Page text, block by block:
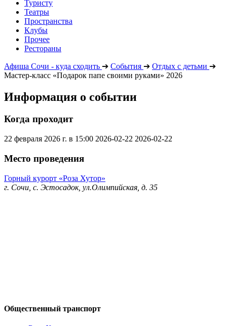
Туристу
Театры
Пространства
Клубы
Прочее
Рестораны
Афиша Сочи - куда сходить ➔ События ➔ Отдых с детьми ➔
Мастер-класс «Подарок папе своими руками» 2026
Информация о событии
Когда проходит
22 февраля 2026 г. в 15:00 2026-02-22 2026-02-22
Место проведения
Горный курорт «Роза Хутор»
г. Сочи, с. Эстосадок, ул.Олимпийская, д. 35
Общественный транспорт